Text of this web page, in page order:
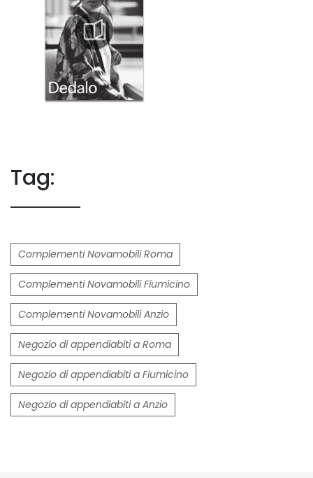
Tag:
Complementi Novamobili Roma
Complementi Novamobili Fiumicino
Complementi Novamobili Anzio
Negozio di appendiabiti a Roma
Negozio di appendiabiti a Fiumicino
Negozio di appendiabiti a Anzio